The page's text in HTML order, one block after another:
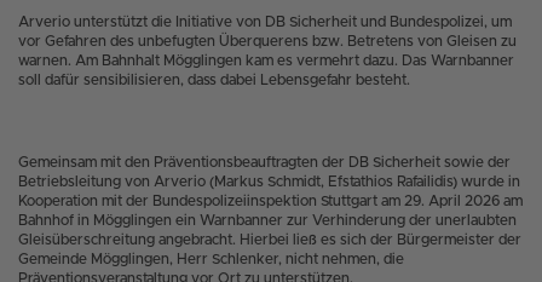
Arverio unterstützt die Initiative von DB Sicherheit und Bundespolizei, um
vor Gefahren des unbefugten Überquerens bzw. Betretens von Gleisen zu
warnen. Am Bahnhalt Mögglingen kam es vermehrt dazu. Das Warnbanner
soll dafür sensibilisieren, dass dabei Lebensgefahr besteht.
Gemeinsam mit den Präventionsbeauftragten der DB Sicherheit sowie der
Betriebsleitung von Arverio (Markus Schmidt, Efstathios Rafailidis) wurde in
Kooperation mit der Bundespolizeiinspektion Stuttgart am 29. April 2026 am
Bahnhof in Mögglingen ein Warnbanner zur Verhinderung der unerlaubten
Gleisüberschreitung angebracht. Hierbei ließ es sich der Bürgermeister der
Gemeinde Mögglingen, Herr Schlenker, nicht nehmen, die
Präventionsveranstaltung vor Ort zu unterstützen.